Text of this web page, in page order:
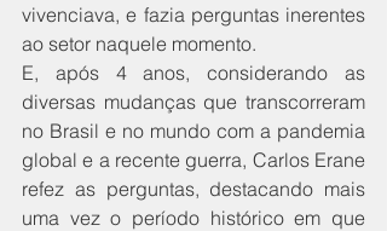
vivenciava, e fazia perguntas inerentes
ao setor naquele momento.
E, após 4 anos, considerando as
diversas mudanças que transcorreram
no Brasil e no mundo com a pandemia
global e a recente guerra, Carlos Erane
refez as perguntas, destacando mais
uma vez o período histórico em que